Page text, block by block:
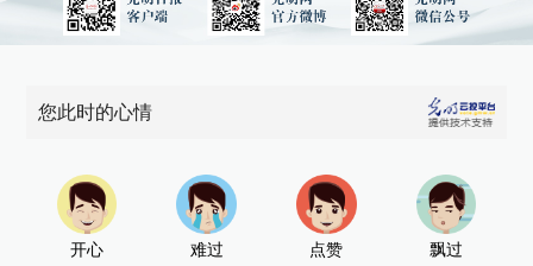
您此时的心情
开心 难过 点赞 飘过